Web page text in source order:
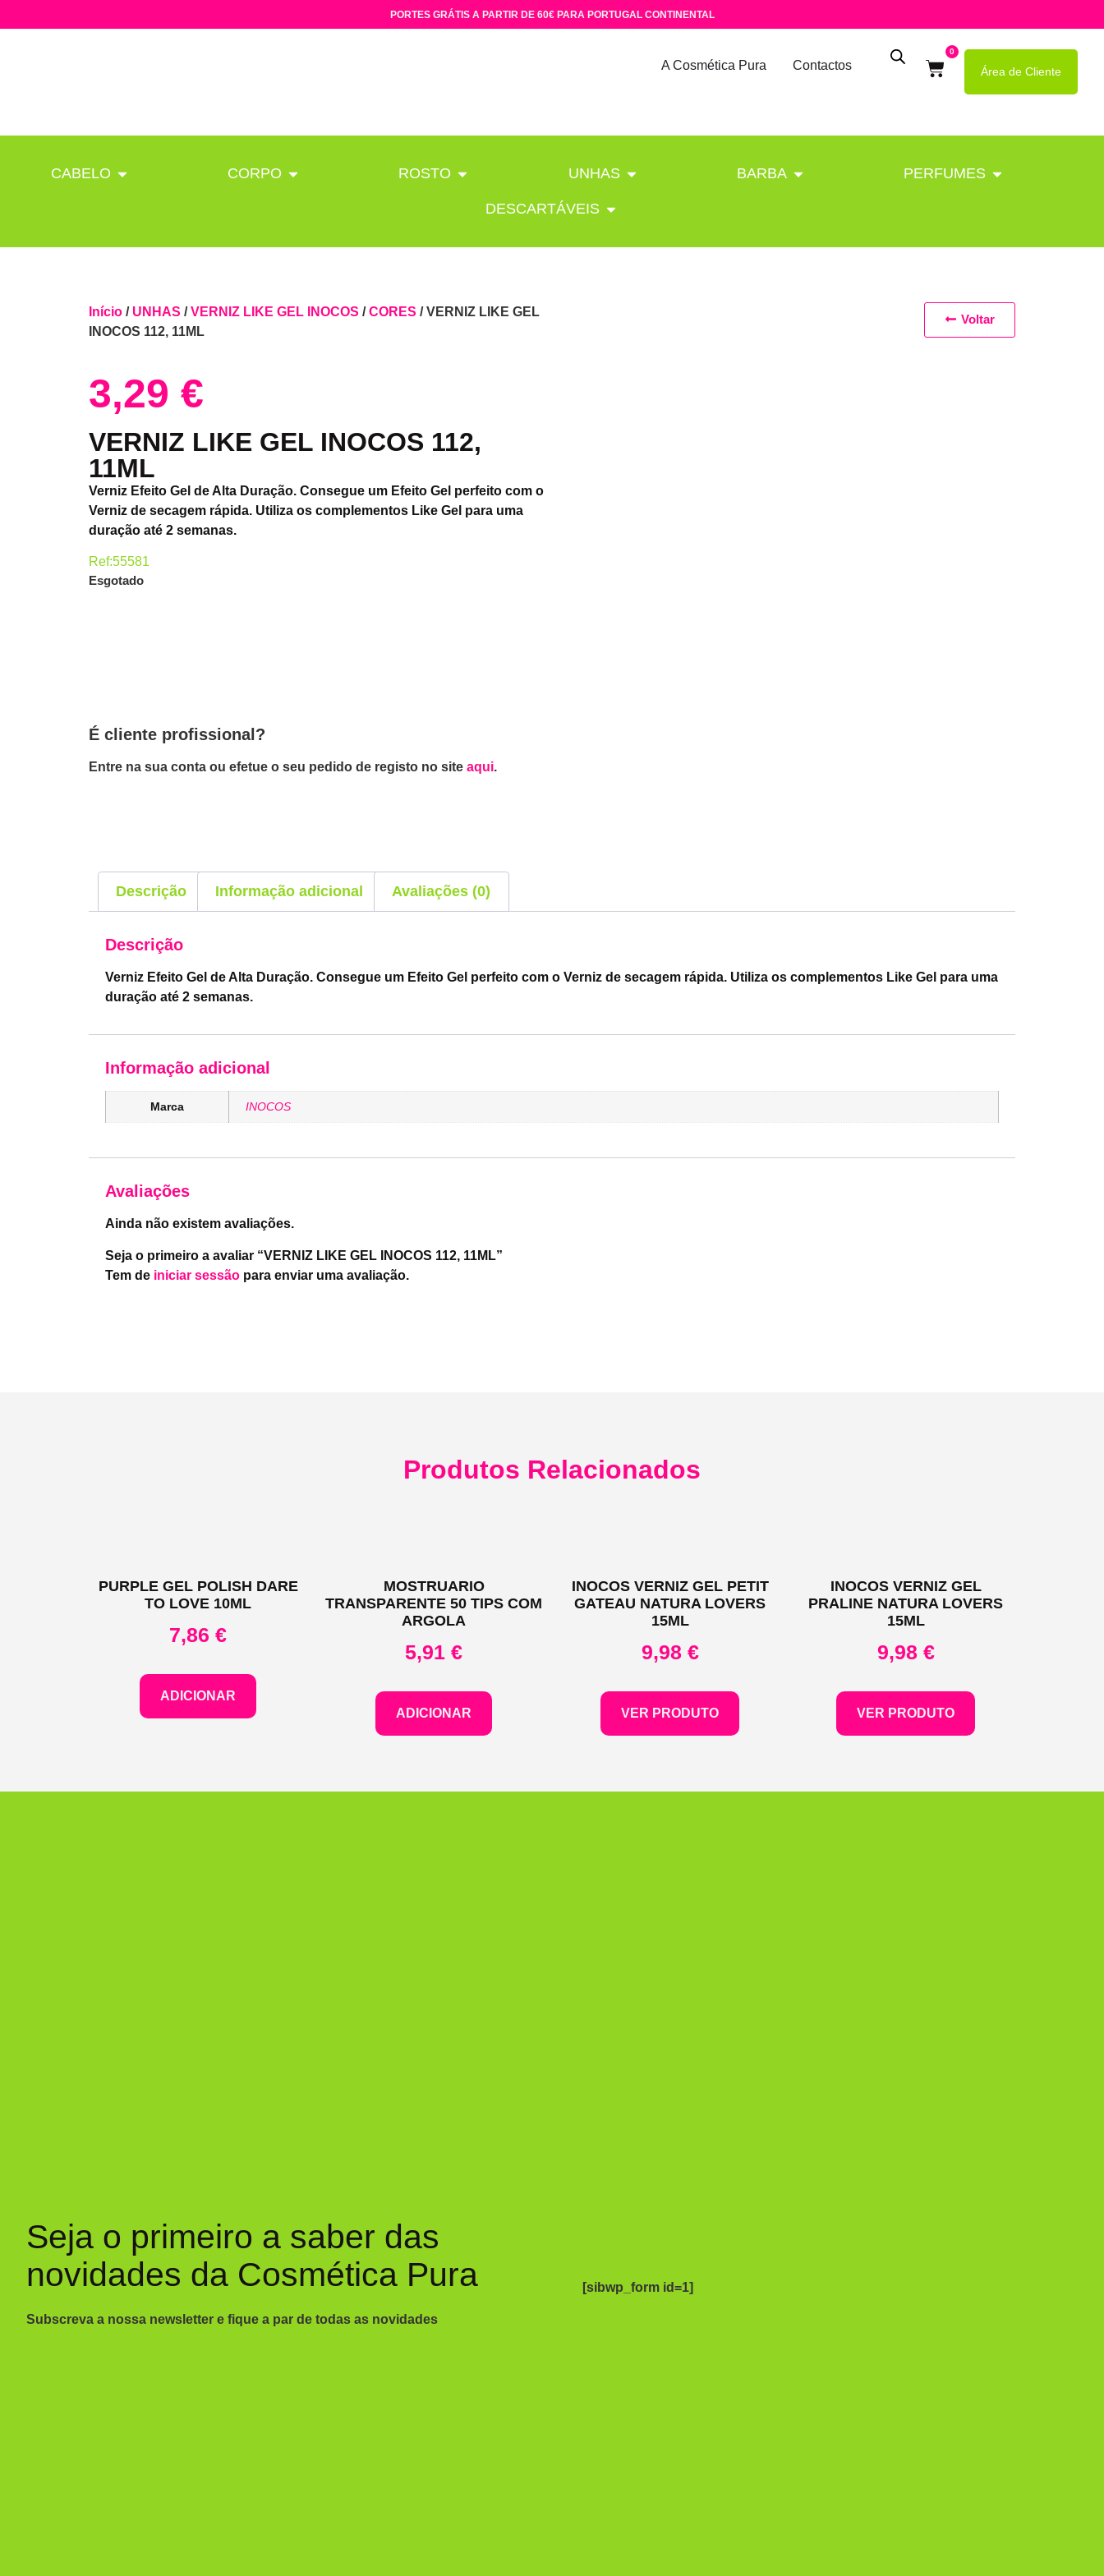
PORTES GRÁTIS A PARTIR DE 60€ PARA PORTUGAL CONTINENTAL
A Cosmética Pura Contactos
0
Área de Cliente
CABELO CORPO ROSTO UNHAS BARBA PERFUMES
DESCARTÁVEIS
Início/ UNHAS /VERNIZ LIKE GEL INOCOS /CORES / VERNIZ LIKE GEL
INOCOS 112, 11ML
3,29 €
VERNIZ LIKE GEL INOCOS 112,
11ML
Verniz Efeito Gel de Alta Duração. Consegue um Efeito Gel perfeito com o
Verniz de secagem rápida. Utiliza os complementos Like Gel para uma
duração até 2 semanas.
Ref:55581
Esgotado
É cliente profissional?
Entre na sua conta ou efetue o seu pedido de registo no site aqui.
Voltar
Descrição Informação adicional Avaliações (0)
Descrição
Verniz Efeito Gel de Alta Duração. Consegue um Efeito Gel perfeito com o Verniz de secagem rápida. Utiliza os complementos Like Gel para uma
duração até 2 semanas.
Informação adicional
Marca INOCOS
Avaliações
Ainda não existem avaliações.
Seja o primeiro a avaliar “VERNIZ LIKE GEL INOCOS 112, 11ML”
Tem de iniciar sessãopara enviar uma avaliação.
Produtos Relacionados
PURPLE GEL POLISH DARE
TO LOVE 10ML
7,86€
ADICIONAR
MOSTRUARIO
TRANSPARENTE 50 TIPS COM
ARGOLA
5,91€
ADICIONAR
INOCOS VERNIZ GEL PETIT
GATEAU NATURA LOVERS
15ML
9,98 €
VER PRODUTO
INOCOS VERNIZ GEL
PRALINE NATURA LOVERS
15ML
9,98 €
VER PRODUTO
Seja o primeiro a saber das
novidades da Cosmética Pura
Subscreva a nossa newsletter e fique a par de todas as novidades
[sibwp_form id=1]